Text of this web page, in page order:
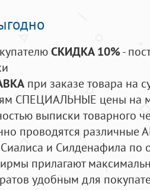
СКИДКА 10%-
при заказе товара на
СПЕЦИАЛЬНЫЕ цены на
выписки товарного
проводятся
и Силденафила по
прилагают
удобным для